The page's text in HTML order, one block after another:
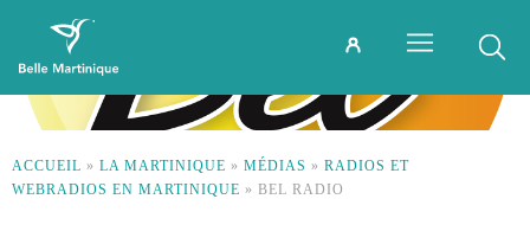
ACCUEIL » LA MARTINIQUE » MÉDIAS » RADIOS ET
WEBRADIOS EN MARTINIQUE » BEL RADIO